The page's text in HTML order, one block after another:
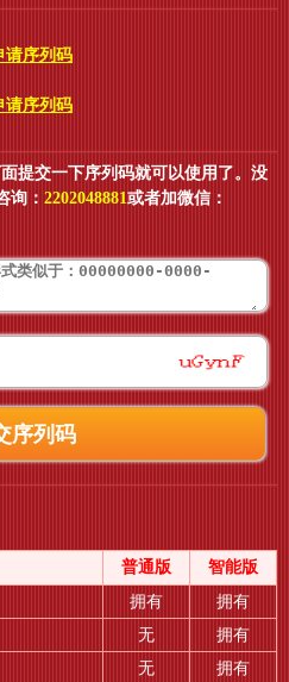
请序列码
请序列码
提交一下序列码就可以使用了。没
询： 2202048881或者加微信：
普通版
智能版
拥有
拥有
无
拥有
无
拥有